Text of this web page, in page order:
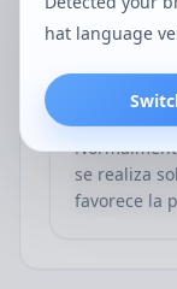
Se suben
durante
se realiza
favorece la
hat language